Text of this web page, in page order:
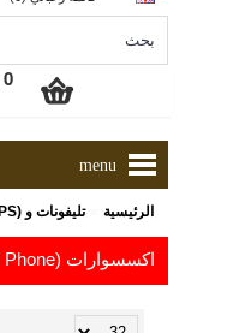
0 منتجات - 0.0
menu
الرئيسية »تليفونات و (GPS)
اكسسوارات (Cell Phone) باسعار من 1.0